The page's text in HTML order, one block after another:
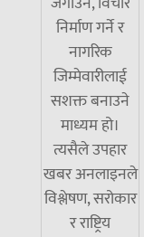
निर्माण गर्ने र
नागरिक
जिम्मेवारीलाई
सशक्त बनाउने
माध्यम हो।
त्यसैले उपहार
खबर अनलाइनले
विश्लेषण, सरोकार
र राष्ट्रिय